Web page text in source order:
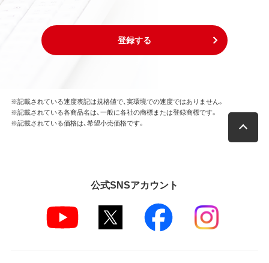
登録する
※記載されている速度表記は規格値で、実環境での速度ではありません。
※記載されている各商品名は、一般に各社の商標または登録商標です。
※記載されている価格は、希望小売価格です。
公式SNSアカウント